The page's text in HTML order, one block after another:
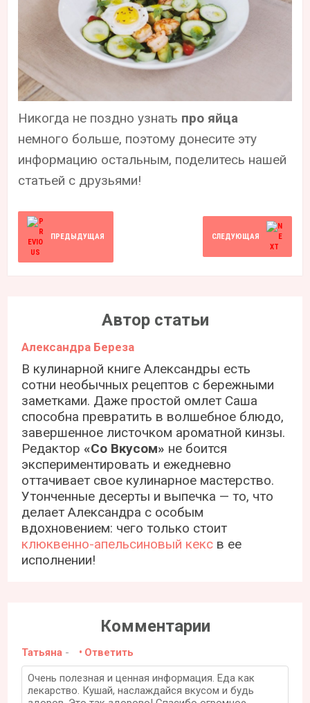
Никогда не поздно узнать про яйца
немного больше, поэтому донесите эту
информацию остальным, поделитесь нашей
статьей с друзьями!
ПРЕДЫДУЩАЯ СЛЕДУЮЩАЯ
Автор статьи
Александра Береза
В кулинарной книге Александры есть
сотни необычных рецептов с бережными
заметками. Даже простой омлет Саша
способна превратить в волшебное блюдо,
завершенное листочком ароматной кинзы.
Редактор«Со Вкусом» не боится
экспериментировать и ежедневно
оттачивает свое кулинарное мастерство.
Утонченные десерты и выпечка — то, что
делает Александра с особым
вдохновением: чего только стоит
клюквенно-апельсиновый кекс в ее
исполнении!
Комментарии
Татьяна - Ответить
Очень полезная и ценная информация. Еда как
лекарство. Кушай, наслаждайся вкусом и будь